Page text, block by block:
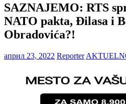
SAZNAJEMO: RTS
NATO pakta, Đilasa i
Obradovića?!
април 23, 2022 Reporter